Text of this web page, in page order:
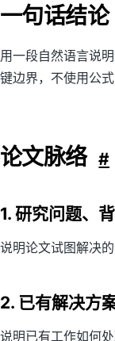
一句话结论
用一段自然语言说
键边界，不使用公
论文脉络 #
1. 研究问题、
说明论文试图解决
2. 已有解决方
说明已有工作如何